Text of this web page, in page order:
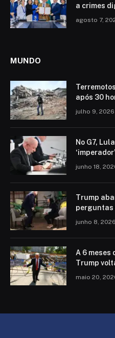
a crimes
agosto 7,
MUNDO
após 30
julho 9, 2026
No G7,
junho 18,
Trump
perguntas
junho 8, 2026
A 6 meses
Trump
maio 20,